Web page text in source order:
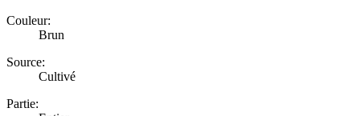
Couleur:
Brun
Source:
Cultivé
Partie: